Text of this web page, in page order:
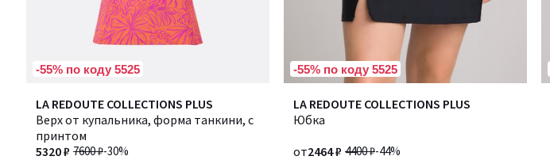
-55% по коду 5525
LA REDOUTE COLLECTIONS PLUS
Верх от купальника, форма танкини, с
принтом
7600 ₽-30%
5320 ₽
-55% по коду 5525
LA REDOUTE COLLECTIONS PLUS
Юбка
4400 ₽-44%
от2464 ₽